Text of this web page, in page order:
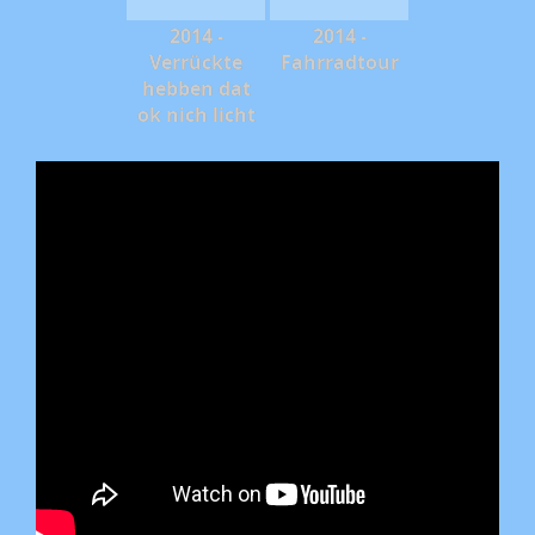
2014 -
Verrückte
hebben dat
ok nich licht
2014 -
Fahrradtour